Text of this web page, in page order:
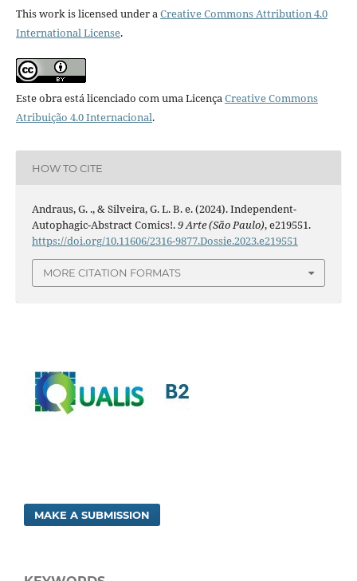
This work is licensed under aCreative Commons Attribution 4.0
International License.
Este obra está licenciado com uma LicençaCreative Commons
Atribuição 4.0 Internacional.
HOW TO CITE
Andraus, G. ., & Silveira, G. L. B. e. (2024). Independent-
Autophagic-Abstract Comics!.9 Arte (São Paulo), e219551.
https://doi.org/10.11606/2316-9877.Dossie.2023.e219551
MORE CITATION FORMATS
MAKE A SUBMISSION